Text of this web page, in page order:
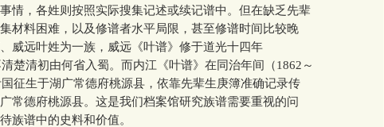
，各姓则按照实际搜集记述或续记谱中。但在缺乏先辈
材料困难，以及修谱者水平局限，甚至修谱时间比较晚
威远叶姓为一族，威远《叶谱》修于道光十四年
楚清初由何省入蜀。而内江《叶谱》在同治年间（1862～
征生于湖广常德府桃源县，依靠先辈生庚簿准确记录传
常德府桃源县。这是我们档案馆研究族谱需要重视的问
族谱中的史料和价值。